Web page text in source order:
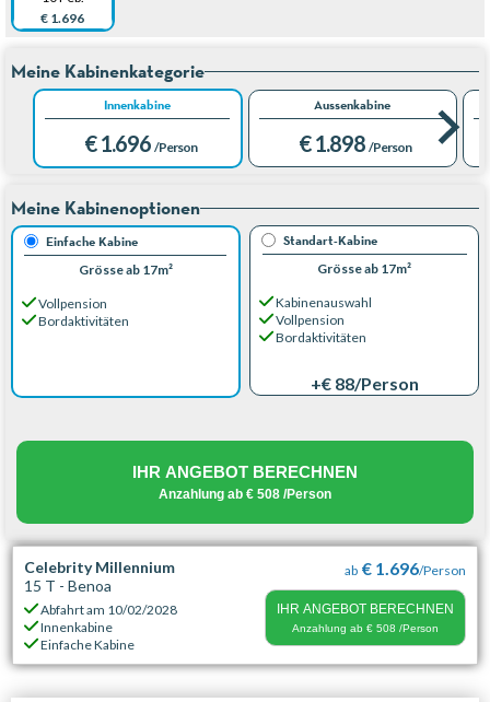
€ 1.696
Meine Kabinenkategorie
Innenkabine
€ 1.696 /Person
Aussenkabine
€ 1.898 /Person
Meine Kabinenoptionen
Einfache Kabine
Grösse ab 17m²
Vollpension
Bordaktivitäten
Standart-Kabine
Grösse ab 17m²
Kabinenauswahl
Vollpension
Bordaktivitäten
+€ 88/Person
IHR ANGEBOT BERECHNEN
Anzahlung ab € 508 /Person
Celebrity Millennium
15 T - Benoa
Abfahrt am 10/02/2028
Innenkabine
Einfache Kabine
ab € 1.696/Person
IHR ANGEBOT BERECHNEN
Anzahlung ab € 508 /Person